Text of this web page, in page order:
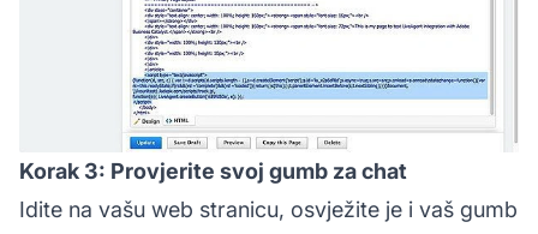
Korak 3: Provjerite svoj gumb za chat
Idite na vašu web stranicu, osvježite je i vaš gumb